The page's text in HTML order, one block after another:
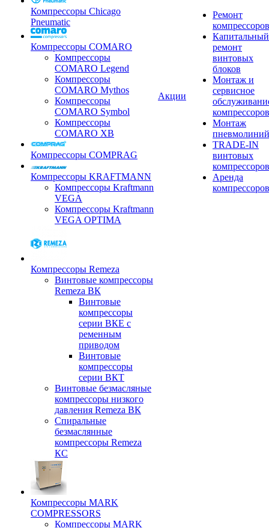
Компрессоры Chicago
Pneumatic
Компрессоры COMARO
Компрессоры
COMARO Legend
Компрессоры
COMARO Mythos
Компрессоры
COMARO Symbol
Компрессоры
COMARO XB
Компрессоры COMPRAG
Компрессоры KRAFTMANN
Компрессоры Kraftmann
VEGA
Компрессоры Kraftmann
VEGA OPTIMA
Компрессоры Remeza
Винтовые компрессоры
Remeza ВК
Винтовые
компрессоры
серии ВКЕ с
ременным
приводом
Винтовые
компрессоры
серии ВКТ
Винтовые безмасляные
компрессоры низкого
давления Remeza ВК
Спиральные
безмаслянные
компрессоры Remeza
КС
Компрессоры MARK
COMPRESSORS
Компрессоры MARK
Акции
Ремонт
компрессоров
Капитальный
ремонт
винтовых
блоков
Монтаж и
сервисное
компрессоров
Монтаж
пневмолиний
TRADE-IN
винтовых
компрессоров
Аренда
компрессоров